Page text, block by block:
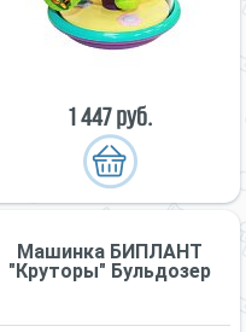
1 447 руб.
Машинка БИПЛАНТ
"Круторы" Бульдозер